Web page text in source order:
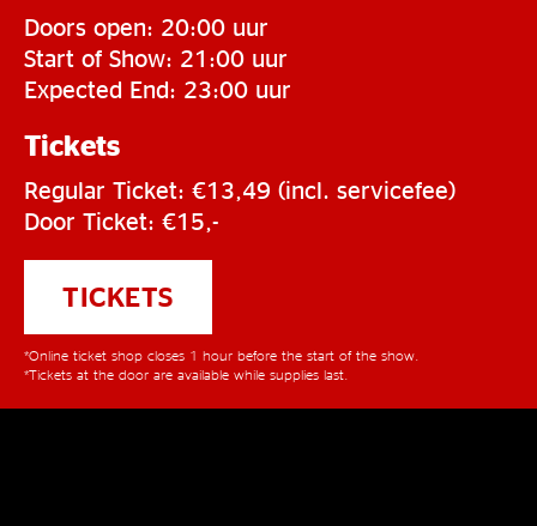
Doors open: 20:00 uur
Start of Show: 21:00 uur
Expected End: 23:00 uur
Tickets
Regular Ticket: €13,49 (incl. servicefee)
Door Ticket: €15,-
TICKETS
*Online ticket shop closes 1 hour before the start of the show.
*Tickets at the door are available while supplies last.